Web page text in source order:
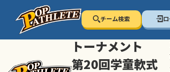
チーム検索
センス・トラスト
トーナメント
第20回学童軟式